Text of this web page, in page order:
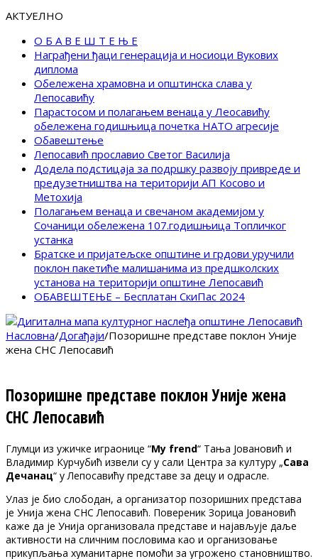
АКТУЕЛНО
О Б А В Е Ш Т Е Њ Е
Награђени ђаци генерација и носиоци Вукових
диплома
Обележена храмовна и општинска слава у
Лепосавићу
Парастосом и полагањем венаца у Леосавићу
обележена годишњица почетка НАТО агресије
Обавештење
Лепосавић прославио Светог Василија
Додела подстицаја за подршку развоју привреде и
предузетништва на територији АП Косово и
Метохија
Полагањем венаца и свечаном академијом у
Сочаници обележена 107.годишњица Топличког
устанка
Братске и пријатељске општине и грдови уручили
поклон пакетиће малишанима из предшколских
установа на територији општине Лепосавић
ОБАВЕШТЕЊЕ – Бесплатан СкиПас 2024
Насловна/Догађаји/Позоришне представе поклон Уније
жена СНС Лепосавић
Позоришне представе поклон Уније жена
СНС Лепосавић
Глумци из ужичке играонице “My frend“ Тања Јовановић и
Владимир Курчубић извели су у сали Центра за културу „Сава
Дечанац“ у Лепосавићу представе за децу и одрасле.
Улаз је био слободан, а организатор позоришних представа
је Унија жена СНС Лепосавић. Повереник Зорица Јовановић
каже да је Унија организовала представе и најављује даље
активности на сличним пословима као и организовање
прикупљања хуманитарне помоћи за угрожено становништво.